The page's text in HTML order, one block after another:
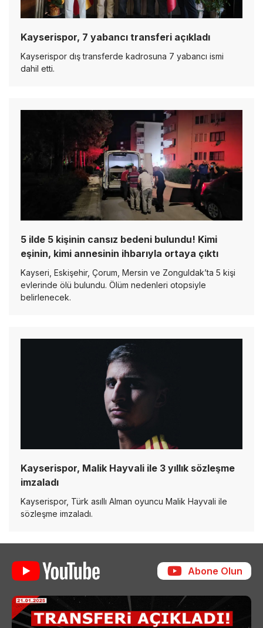
Kayserispor, 7 yabancı transferi açıkladı
Kayserispor dış transferde kadrosuna 7 yabancı ismi
dahil etti.
5 ilde 5 kişinin cansız bedeni bulundu! Kimi
eşinin, kimi annesinin ihbarıyla ortaya çıktı
Kayseri, Eskişehir, Çorum, Mersin ve Zonguldak’ta 5 kişi
evlerinde ölü bulundu. Ölüm nedenleri otopsiyle
belirlenecek.
Kayserispor, Malik Hayvali ile 3 yıllık sözleşme
imzaladı
Kayserispor, Türk asıllı Alman oyuncu Malik Hayvali ile
sözleşme imzaladı.
Abone Olun